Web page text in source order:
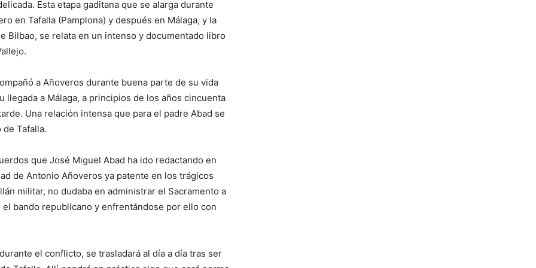
Esta etapa gaditana que se alarga durante
en Tafalla (Pamplona) y después en Málaga, y la
Bilbao, se relata en un intenso y documentado libro
a Añoveros durante buena parte de su vida
a Málaga, a principios de los años cincuenta
Una relación intensa que para el padre Abad se
Tafalla.
que José Miguel Abad ha ido redactando en
de Antonio Añoveros ya patente en los trágicos
militar, no dudaba en administrar el Sacramento a
bando republicano y enfrentándose por ello con
el conflicto, se trasladará al día a día tras ser